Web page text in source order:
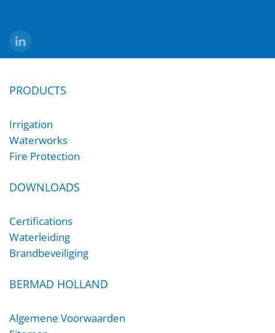
PRODUCTS
Irrigation
Waterworks
Fire Protection
DOWNLOADS
Certifications
Waterleiding
Brandbeveiliging
BERMAD HOLLAND
Algemene Voorwaarden